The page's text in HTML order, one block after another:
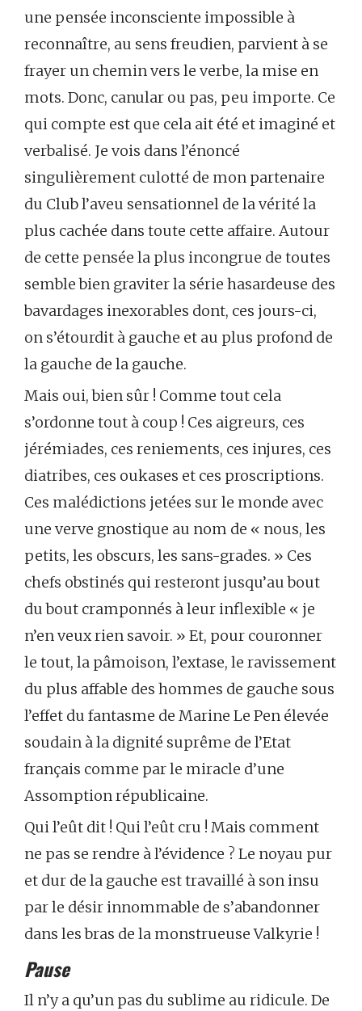
une pensée inconsciente impossible à
reconnaître, au sens freudien, parvient à se
frayer un chemin vers le verbe, la mise en
mots. Donc, canular ou pas, peu importe. Ce
qui compte est que cela ait été et imaginé et
verbalisé. Je vois dans l’énoncé
singulièrement culotté de mon partenaire
du Club l’aveu sensationnel de la vérité la
plus cachée dans toute cette affaire. Autour
de cette pensée la plus incongrue de toutes
semble bien graviter la série hasardeuse des
bavardages inexorables dont, ces jours-ci,
on s’étourdit à gauche et au plus profond de
la gauche de la gauche.
Mais oui, bien sûr ! Comme tout cela
s’ordonne tout à coup ! Ces aigreurs, ces
jérémiades, ces reniements, ces injures, ces
diatribes, ces oukases et ces proscriptions.
Ces malédictions jetées sur le monde avec
une verve gnostique au nom de « nous, les
petits, les obscurs, les sans-grades. » Ces
chefs obstinés qui resteront jusqu’au bout
du bout cramponnés à leur inflexible « je
n’en veux rien savoir. » Et, pour couronner
le tout, la pâmoison, l’extase, le ravissement
du plus affable des hommes de gauche sous
l’effet du fantasme de Marine Le Pen élevée
soudain à la dignité suprême de l’Etat
français comme par le miracle d’une
Assomption républicaine.
Qui l’eût dit ! Qui l’eût cru ! Mais comment
ne pas se rendre à l’évidence ? Le noyau pur
et dur de la gauche est travaillé à son insu
par le désir innommable de s’abandonner
dans les bras de la monstrueuse Valkyrie !
Pause
Il n’y a qu’un pas du sublime au ridicule. De